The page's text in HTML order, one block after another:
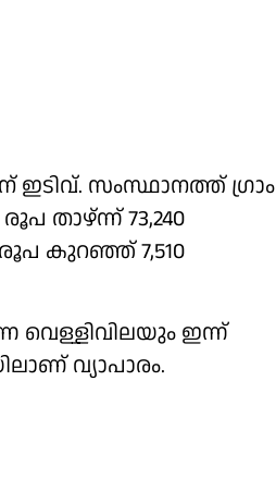
ഇടിവ്. സംസ്ഥാനത്ത് ഗ്രാം
താഴ്ന്ന് 73,240
രൂപ കുറഞ്ഞ് 7,510
വെള്ളിവിലയും ഇന്ന്
വ്യാപാരം.